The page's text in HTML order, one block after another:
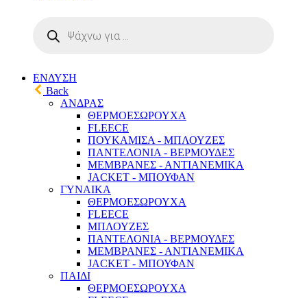
προϊόντων
ΕΝΔΥΣΗ
Back
ΑΝΔΡΑΣ
ΘΕΡΜΟΕΣΩΡΟΥΧΑ
FLEECE
ΠΟΥΚΑΜΙΣΑ - ΜΠΛΟΥΖΕΣ
ΠΑΝΤΕΛΟΝΙΑ - ΒΕΡΜΟΥΔΕΣ
ΜΕΜΒΡΑΝΕΣ - ΑΝΤΙΑΝΕΜΙΚΑ
JACKET - ΜΠΟΥΦΑΝ
ΓΥΝΑΙΚΑ
ΘΕΡΜΟΕΣΩΡΟΥΧΑ
FLEECE
ΜΠΛΟΥΖΕΣ
ΠΑΝΤΕΛΟΝΙΑ - ΒΕΡΜΟΥΔΕΣ
ΜΕΜΒΡΑΝΕΣ - ΑΝΤΙΑΝΕΜΙΚΑ
JACKET - ΜΠΟΥΦΑΝ
ΠΑΙΔΙ
ΘΕΡΜΟΕΣΩΡΟΥΧΑ